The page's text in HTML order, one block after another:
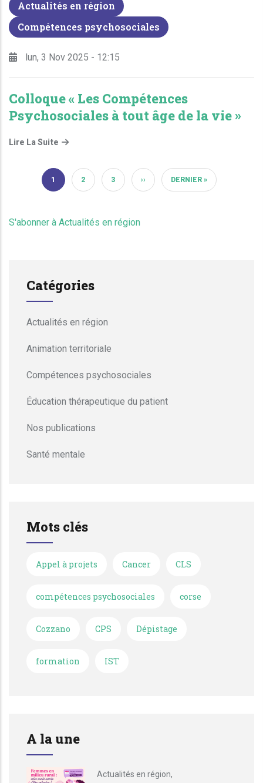
Actualités en région
Compétences psychosociales
lun, 3 Nov 2025 - 12:15
Colloque « Les Compétences
Psychosociales à tout âge de la vie »
Lire La Suite
PAGE COURANTE
1
PAGE
2
PAGE
3
PAGE SUIVANTE
››
DERNIÈRE PAGE
DERNIER »
S'abonner à Actualités en région
Catégories
Actualités en région
Animation territoriale
Compétences psychosociales
Éducation thérapeutique du patient
Nos publications
Santé mentale
Mots clés
Appel à projets Cancer CLS
compétences psychosociales corse
Cozzano CPS Dépistage
formation IST
A la une
Actualités en région,